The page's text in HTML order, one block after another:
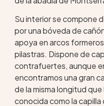
Su interior se compone
por una bóveda de
apoya en arcos
pilastras. Dispone de
contrafuertes, aunque
encontramos una gran
de la misma longitud
conocida como la capilla